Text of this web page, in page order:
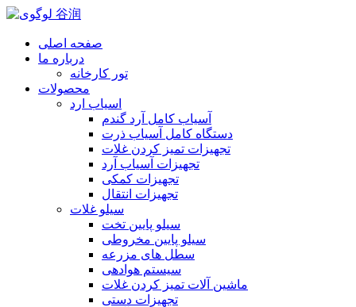
صفحه اصلی
درباره ما
تور کارخانه
محصولات
اسیاب ارد
آسیاب کامل آرد گندم
دستگاه کامل آسیاب ذرت
تجهیزات تمیز کردن غلات
تجهیزات آسیاب آرد
تجهیزات کمکی
تجهیزات انتقال
سیلو غلات
سیلو پایین تخت
سیلو پایین مخروطی
سطل های مزرعه
سیستم هوادهی
ماشین آلات تمیز کردن غلات
تجهیزات دستی